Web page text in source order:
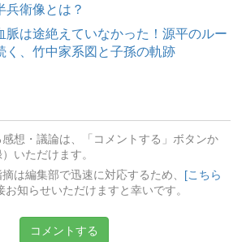
兵衛像とは？
脈は途絶えていなかった！源平のルー
く、竹中家系図と子孫の軌跡
想・議論は、「コメントする」ボタンか
いただけます。
は編集部で迅速に対応するため、
[こちら
お知らせいただけますと幸いです。
コメントする